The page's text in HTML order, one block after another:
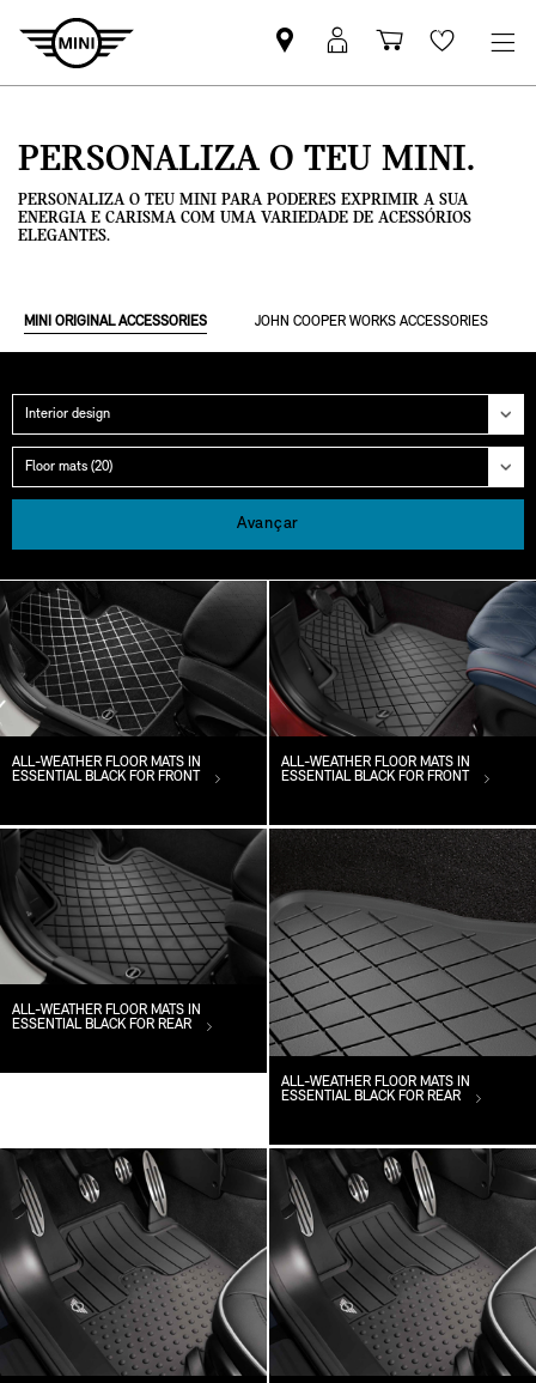
Pesquisar
parceiro
Iniciar
sessão
Carrinho
de
Wishlist
PERSONALIZA O TEU MINI.
PERSONALIZA O TEU MINI PARA PODERES EXPRIMIR A SUA
ENERGIA E CARISMA COM UMA VARIEDADE DE ACESSÓRIOS
ELEGANTES.
MINI ORIGINAL ACCESSORIES JOHN COOPER WORKS ACCESSORIES
Categoria
Grupo
Avançar
ALL-WEATHER FLOOR MATS IN
ESSENTIAL BLACK FOR FRONT
ALL-WEATHER FLOOR MATS IN
ESSENTIAL BLACK FOR FRONT
ALL-WEATHER FLOOR MATS IN
ESSENTIAL BLACK FOR REAR
ALL-WEATHER FLOOR MATS IN
ESSENTIAL BLACK FOR REAR